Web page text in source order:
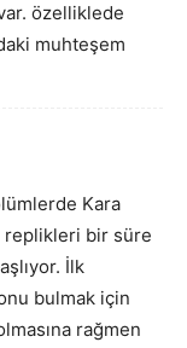
özelliklede
muhteşem
Kara
replikleri bir süre
İlk
bulmak için
rağmen